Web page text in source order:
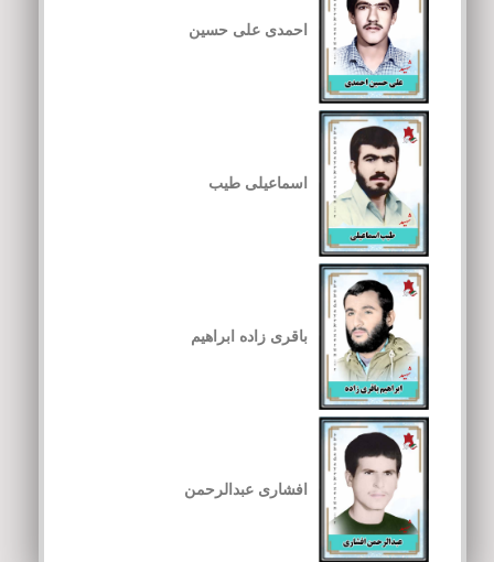
احمدی علی حسین
اسماعیلی طیب
باقری زاده ابراهیم
افشاری عبدالرحمن